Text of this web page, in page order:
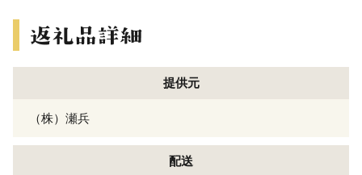
提供元
（株）瀬兵
配送